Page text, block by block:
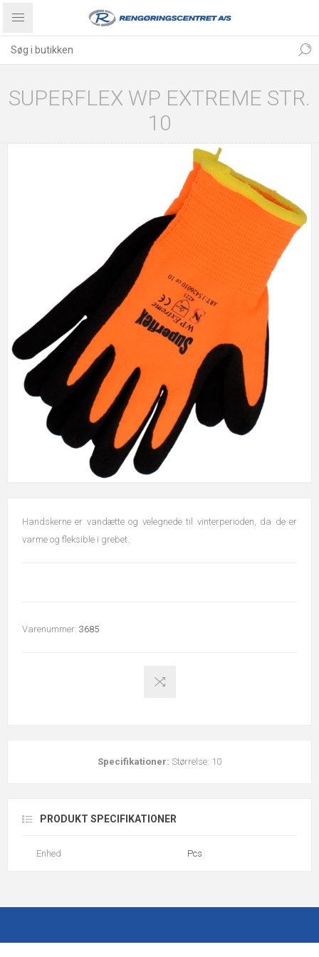
SUPERFLEX WP EXTREME STR.
10
Handskerne er vandætte og velegnede til vinterperioden, da de er
varme og fleksible i grebet.
Varenummer: 3685
Specifikationer: Størrelse: 10
PRODUKT SPECIFIKATIONER
Enhed Pcs